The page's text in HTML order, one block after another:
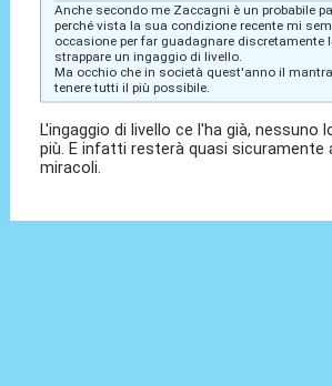
Anche secondo me Zaccagni è un probabile
perché vista la sua condizione recente mi
occasione per far guadagnare discretamente
strappare un ingaggio di livello.
Ma occhio che in società quest'anno il
tenere tutti il più possibile.
L'ingaggio di livello ce l'ha già, nessuno
più. E infatti resterà quasi sicuramente
miracoli.